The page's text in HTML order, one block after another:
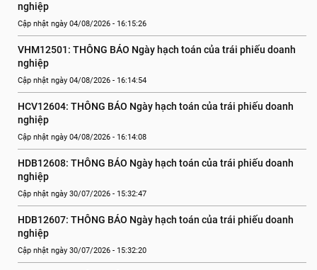
nghiệp
Cập nhật ngày 04/08/2026 - 16:15:26
VHM12501: THÔNG BÁO Ngày hạch toán của trái phiếu doanh
nghiệp
Cập nhật ngày 04/08/2026 - 16:14:54
HCV12604: THÔNG BÁO Ngày hạch toán của trái phiếu doanh
nghiệp
Cập nhật ngày 04/08/2026 - 16:14:08
HDB12608: THÔNG BÁO Ngày hạch toán của trái phiếu doanh
nghiệp
Cập nhật ngày 30/07/2026 - 15:32:47
HDB12607: THÔNG BÁO Ngày hạch toán của trái phiếu doanh
nghiệp
Cập nhật ngày 30/07/2026 - 15:32:20